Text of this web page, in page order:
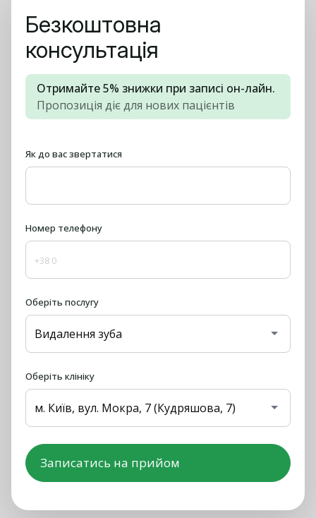
болю в ділянці голови та шиї після зубного болю.
Безкоштовна
консультація
Отримайте 5% знижки при записі он-лайн.
Пропозиція діє для нових пацієнтів
Як до вас звертатися
Номер телефону
Оберіть послугу
Оберіть клініку